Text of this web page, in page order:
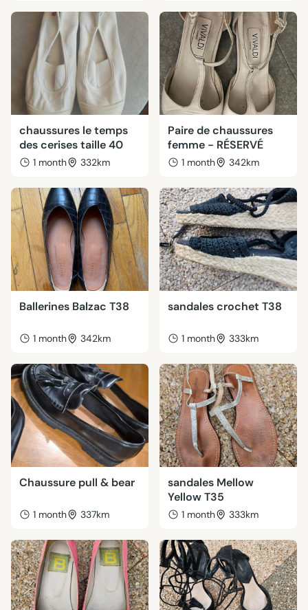
chaussures le temps
des cerises taille 40
1 month 332km
Paire de chaussures
femme - RÉSERVÉ
1 month 342km
Ballerines Balzac T38
1 month 342km
sandales crochet T38
1 month 333km
Chaussure pull & bear
1 month 337km
sandales Mellow
Yellow T35
1 month 333km